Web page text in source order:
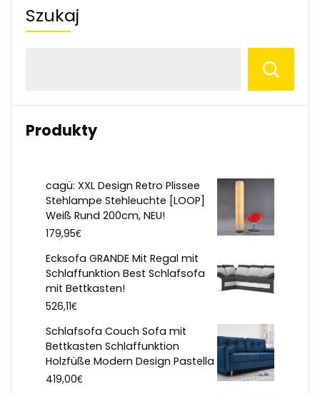
Szukaj
Produkty
cagü: XXL Design Retro Plissee
Stehlampe Stehleuchte [LOOP]
Weiß Rund 200cm, NEU!
179,95€
Ecksofa GRANDE Mit Regal mit
Schlaffunktion Best Schlafsofa
mit Bettkasten!
526,11€
Schlafsofa Couch Sofa mit
Bettkasten Schlaffunktion
Holzfüße Modern Design Pastella
419,00€